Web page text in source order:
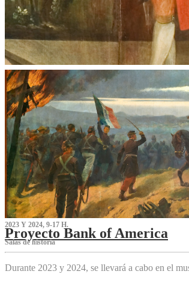
2023 Y 2024, 9-17 H.
Proyecto Bank of America
S‌alas de historia
Durante 2023 y 2024, se llevará a cabo en el